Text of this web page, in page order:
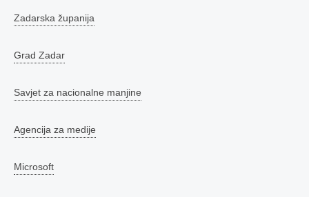
Zadarska županija
Grad Zadar
Savjet za nacionalne manjine
Agencija za medije
Microsoft